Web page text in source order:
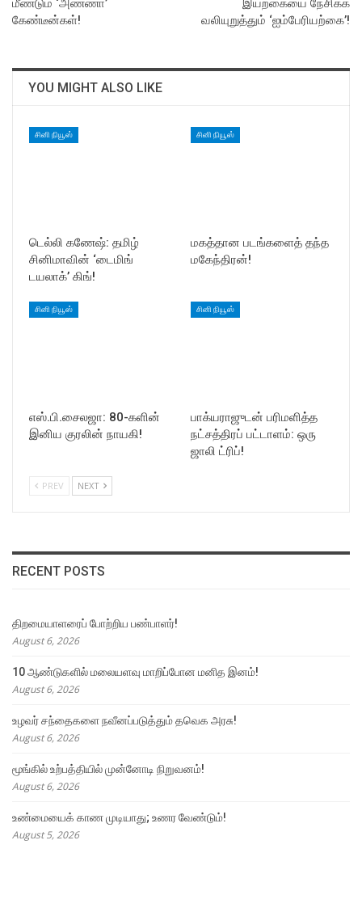
மீண்டும் ‘அண்ணா’
கேண்டீன்கள்!
இயற்கையை நேசிக்க
வலியுறுத்தும் ‘ஐம்பேரியற்கை’!
YOU MIGHT ALSO LIKE
சினி நியூஸ்
டெல்லி கணேஷ்: தமிழ்
சினிமாவின் ‘டைமிங்
டயலாக்’ கிங்!
சினி நியூஸ்
மகத்தான படங்களைத் தந்த
மகேந்திரன்!
சினி நியூஸ்
எஸ்.பி.சைலஜா: 80-களின்
இனிய குரலின் நாயகி!
சினி நியூஸ்
பாக்யராஜுடன் பரிமளித்த
நட்சத்திரப் பட்டாளம்: ஒரு
ஜாலி ட்ரிப்!
PREV NEXT
RECENT POSTS
திறமையாளரைப் போற்றிய பண்பாளர்!
August 6, 2026
10 ஆண்டுகளில் மலையளவு மாறிப்போன மனித இனம்!
August 6, 2026
உழவர் சந்தைகளை நவீனப்படுத்தும் தவெக அரசு!
August 6, 2026
மூங்கில் உற்பத்தியில் முன்னோடி நிறுவனம்!
August 6, 2026
உண்மையைக் காண முடியாது; உணர வேண்டும்!
August 5, 2026